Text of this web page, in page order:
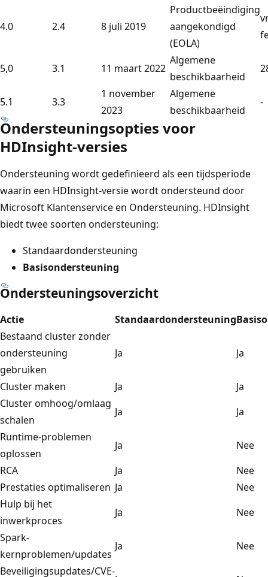
4.0 2.4 8 juli 2019
Productbeëindiging
aangekondigd
(EOLA)
5,0 3.1 11 maart 2022
Algemene
beschikbaarheid
5.1 3.3
1 november
2023
Algemene
beschikbaarheid
-
Ondersteuningsopties voor
HDInsight-versies
Ondersteuning wordt gedefinieerd als een tijdsperiode
waarin een HDInsight-versie wordt ondersteund door
Microsoft Klantenservice en Ondersteuning. HDInsight
biedt twee soorten ondersteuning:
Standaardondersteuning
Basisondersteuning
Ondersteuningsoverzicht
Actie Standaardondersteuning
Bestaand cluster zonder
ondersteuning
gebruiken
Ja Ja
Cluster maken Ja
Ja
Cluster omhoog/omlaag
schalen
Ja
Ja
Runtime-problemen
oplossen
Ja
Nee
RCA
Ja
Nee
Prestaties optimaliseren Ja
Nee
Hulp bij het
inwerkproces
Ja
Nee
Spark-
kernproblemen/updates
Ja
Nee
Beveiligingsupdates/CVE-